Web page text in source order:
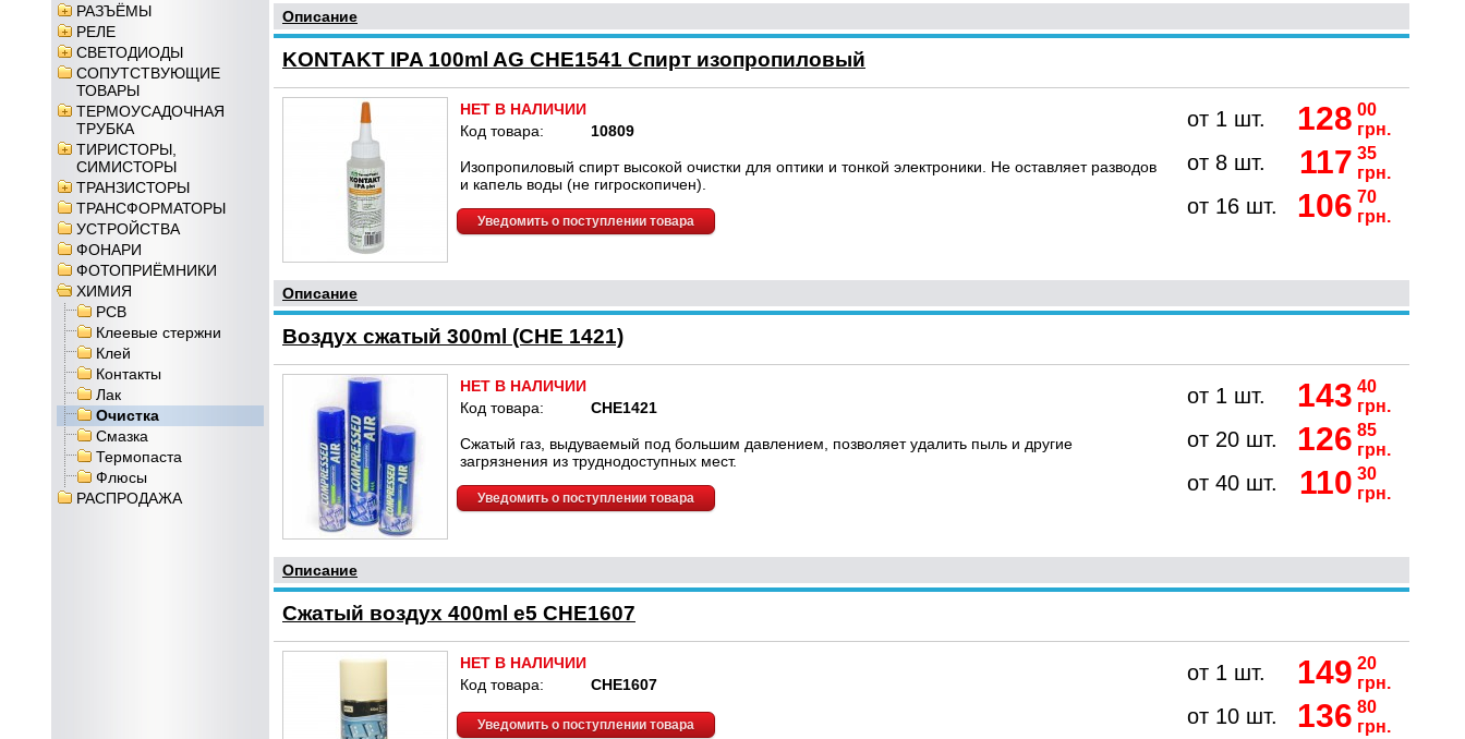
РАЗЪЁМЫ
РЕЛЕ
СВЕТОДИОДЫ
СОПУТСТВУЮЩИЕ
ТОВАРЫ
ТЕРМОУСАДОЧНАЯ
ТРУБКА
ТИРИСТОРЫ,
СИМИСТОРЫ
ТРАНЗИСТОРЫ
ТРАНСФОРМАТОРЫ
УСТРОЙСТВА
ФОНАРИ
ФОТОПРИЁМНИКИ
ХИМИЯ
PCB
Клеевые стержни
Клей
Контакты
Лак
Очистка
Смазка
Термопаста
Флюсы
РАСПРОДАЖА
Описание
KONTAKT IPA 100ml AG CHE1541 Спирт изопропиловый
НЕТ В НАЛИЧИИ
Код товара:
10809
Изопропиловый спирт высокой очистки для оптики и тонкой электроники. Не оставляет разводов
и капель воды (не гигроскопичен).
Уведомить о поступлении товара
от 1 шт. 128 00
грн.
от 8 шт. 117 35
грн.
от 16 шт. 106 70
грн.
Описание
Воздух сжатый 300ml (CHE 1421)
НЕТ В НАЛИЧИИ
Код товара:
CHE1421
Сжатый газ, выдуваемый под большим давлением, позволяет удалить пыль и другие
загрязнения из труднодоступных мест.
Уведомить о поступлении товара
от 1 шт. 143 40
грн.
от 20 шт. 126 85
грн.
от 40 шт. 110 30
грн.
Описание
Сжатый воздух 400ml e5 CHE1607
НЕТ В НАЛИЧИИ
Код товара:
CHE1607
Уведомить о поступлении товара
от 1 шт. 149 20
грн.
от 10 шт. 136 80
грн.